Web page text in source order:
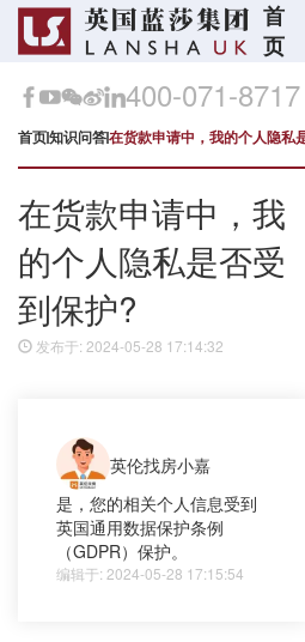
首
页
400-071-8717
首页知识问答在货款申请中，我的个人隐私
在货款申请中，我
的个人隐私是否受
到保护?
发布于: 2024-05-28 17:14:32
英伦找房小嘉
是，您的相关个人信息受到
英国通用数据保护条例
（GDPR）保护。
编辑于: 2024-05-28 17:15:54